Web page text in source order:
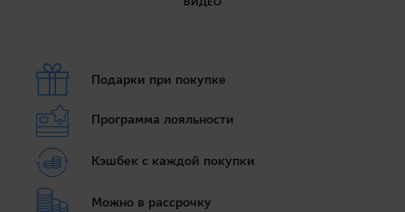
Подарки при покупке
Программа лояльности
Кэшбек с каждой покупки
Можно в рассрочку